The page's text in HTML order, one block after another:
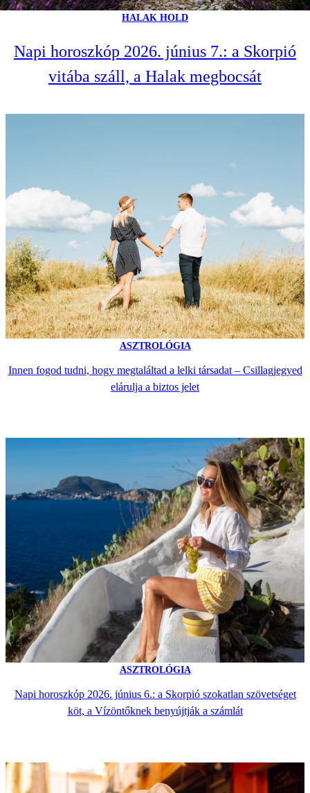
HALAK HOLD
Napi horoszkóp 2026. június 7.: a Skorpió
vitába száll, a Halak megbocsát
ASZTROLÓGIA
Innen fogod tudni, hogy megtaláltad a lelki társadat – Csillagjegyed
elárulja a biztos jelet
ASZTROLÓGIA
Napi horoszkóp 2026. június 6.: a Skorpió szokatlan szövetséget
köt, a Vízöntőknek benyújtják a számlát